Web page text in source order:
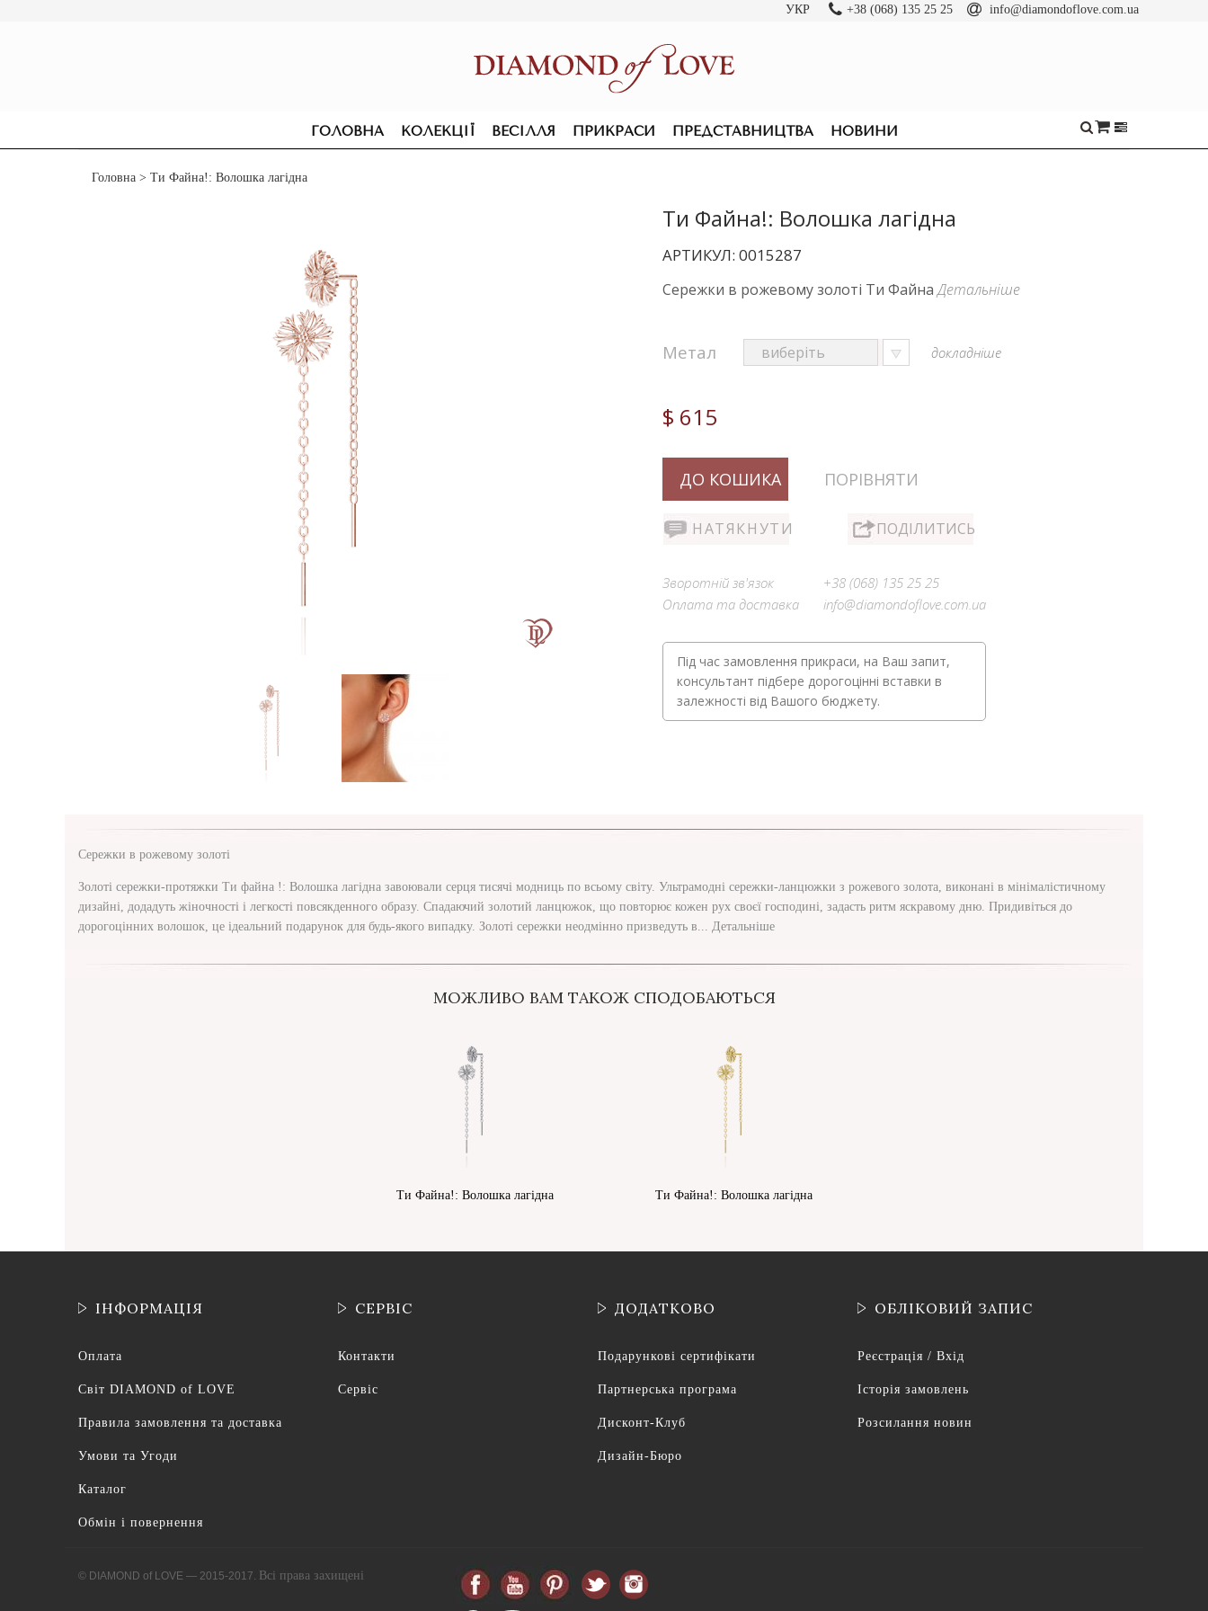
УКР +38 (068) 135 25 25 info@diamondoflove.com.ua
ГОЛОВНА КОЛЕКЦІЇ ВЕСІЛЛЯ
ДЛЯ ЗАРУЧИН
ПРИКРАСИ ПРЕДСТАВНИЦТВА НОВИНИ
Головна > Ти Файна!: Волошка лагідна
Ти Файна!: Волошка лагідна
АРТИКУЛ: 0015287
Сережки в рожевому золоті Ти ФайнаДетальніше
Метал докладніше
$ 615
ДО КОШИКА ПОРІВНЯТИ
НАТЯКНУТИ ПОДІЛИТИСЬ
Зворотній зв'язок
Оплата та доставка
+38 (068) 135 25 25
info@diamondoflove.com.ua
Під час замовлення прикраси, на Ваш запит,
консультант підбере дорогоцінні вставки в
залежності від Вашого бюджету.
Сережки в рожевому золоті
Золоті сережки-протяжки Ти файна !: Волошка лагідна завоювали серця тисячі модниць по всьому світу. Ультрамодні сережки-ланцюжки з рожевого золота, виконані в мінімалістичному
дизайні, додадуть жіночності і легкості повсякденного образу. Спадаючий золотий ланцюжок, що повторює кожен рух своєї господині, задасть ритм яскравому дню. Придивіться до
дорогоцінних волошок, це ідеальний подарунок для будь-якого випадку. Золоті сережки неодмінно призведуть в... Детальніше
МОЖЛИВО ВАМ ТАКОЖ СПОДОБАЮТЬСЯ
Ти Файна!: Волошка лагідна Ти Файна!: Волошка лагідна
ІНФОРМАЦІЯ
Оплата
Світ DIAMOND of LOVE
Правила замовлення та доставка
Умови та Угоди
Каталог
Обмін і повернення
СЕРВІС
Контакти
Сервіс
ДОДАТКОВО
Подарункові сертифікати
Партнерська програма
Дисконт-Клуб
Дизайн-Бюро
ОБЛІКОВИЙ ЗАПИС
Реєстрація / Вхід
Історія замовлень
Розсилання новин
© DIAMOND of LOVE — 2015-2017. Всі права захищені